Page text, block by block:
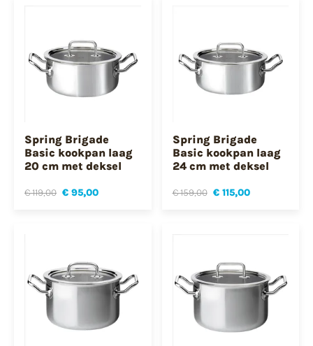
Spring Brigade
Basic kookpan laag
20 cm met deksel
€ 119,00 € 95,00
Spring Brigade
Basic kookpan laag
24 cm met deksel
€ 159,00 € 115,00